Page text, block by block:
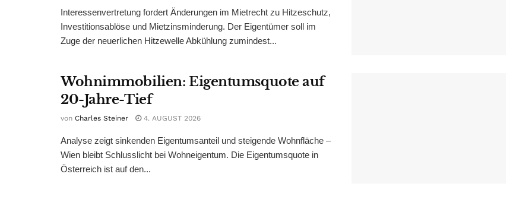
Interessenvertretung fordert Änderungen im Mietrecht zu Hitzeschutz,
Investitionsablöse und Mietzinsminderung. Der Eigentümer soll im
Zuge der neuerlichen Hitzewelle Abkühlung zumindest...
Wohnimmobilien: Eigentumsquote auf
20-Jahre-Tief
von Charles Steiner 4. AUGUST 2026
Analyse zeigt sinkenden Eigentumsanteil und steigende Wohnfläche –
Wien bleibt Schlusslicht bei Wohneigentum. Die Eigentumsquote in
Österreich ist auf den...